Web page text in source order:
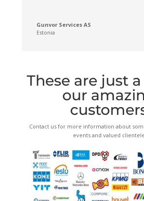
Gunvor Services AS
Estonia
These are just
our
Contact us for more information about
events and valued clientele